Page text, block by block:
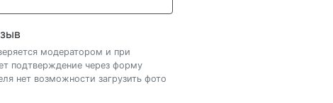
модератором и при
подтверждение через форму
нет возможности загрузить фото